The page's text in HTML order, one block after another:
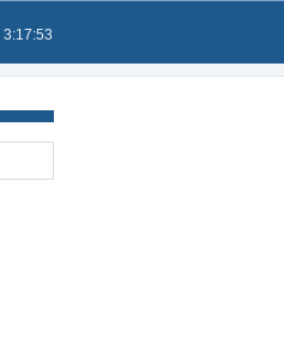
3:17:53